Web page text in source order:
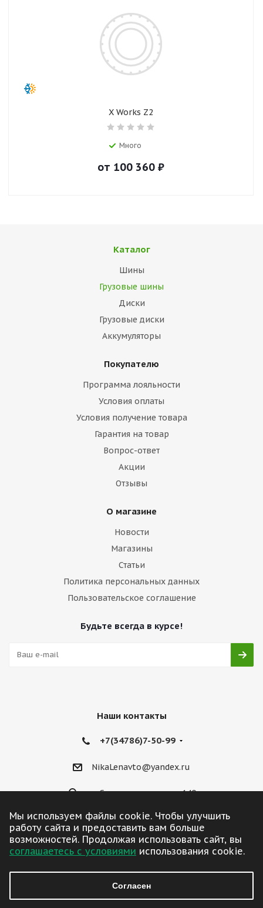
X Works Z2
Много
от 100 360 ₽
Каталог
Шины
Грузовые шины
Диски
Грузовые диски
Аккумуляторы
Покупателю
Программа лояльности
Условия оплаты
Условия получение товара
Гарантия на товар
Вопрос-ответ
Акции
Отзывы
О магазине
Новости
Магазины
Статьи
Политика персональных данных
Пользовательское соглашение
Будьте всегда в курсе!
Наши контакты
+7(34786)7-50-99
NikaLenavto@yandex.ru
ул. Советская улица, д. 140
2026 © ЛенАвто
Мы используем файлы cookie. Чтобы улучшить
работу сайта и предоставить вам больше
возможностей. Продолжая использовать сайт, вы
соглашаетесь с условиями использования cookie.
Согласен